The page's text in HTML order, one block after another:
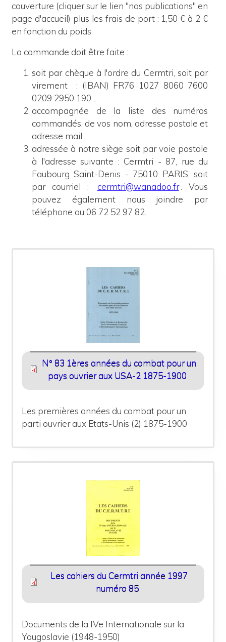
couverture (cliquer sur le lien "nos publications" en
page d'accueil) plus les frais de port : 1,50 € à 2 €
en fonction du poids.
La commande doit être faite :
soit par chèque à l'ordre du Cermtri, soit par
virement : (IBAN) FR76 1027 8060 7600
0209 2950 190 ;
accompagnée de la liste des numéros
commandés, de vos nom, adresse postale et
adresse mail ;
adressée à notre siège soit par voie postale
à l'adresse suivante : Cermtri - 87, rue du
Faubourg Saint-Denis - 75010 PARIS, soit
par courriel :
cermtri@wanadoo.fr . Vous
pouvez également nous joindre par
téléphone au 06 72 52 97 82.
N° 83 1ères années du combat pour un
pays ouvrier aux USA-2 1875-1900
Les premières années du combat pour un
parti ouvrier aux Etats-Unis (2) 1875-1900
Les cahiers du Cermtri année 1997
numéro 85
Documents de la IVe Internationale sur la
Yougoslavie (1948-1950)